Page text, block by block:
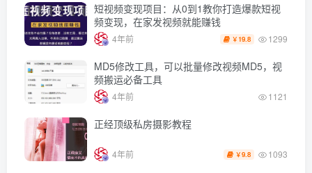
短视频变现项目：从0到1教你打造爆款短视
频变现，在家发视频就能赚钱
4年前 ￥ 19.8 1299
MD5修改工具，可以批量修改视频MD5，视
频搬运必备工具
4年前 1121
正经顶级私房摄影教程
4年前 ￥9.8 1093